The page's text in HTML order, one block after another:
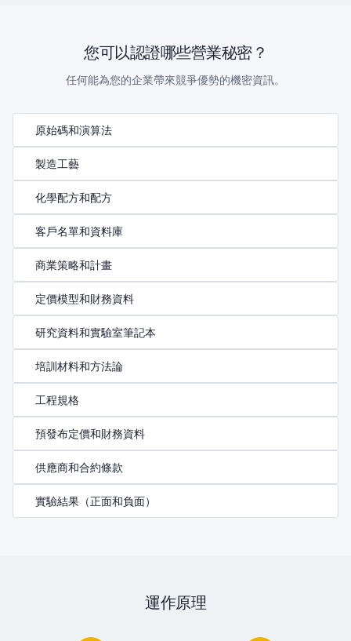
您可以認證哪些營業秘密？
任何能為您的企業帶來競爭優勢的機密資訊。
原始碼和演算法
製造工藝
化學配方和配方
客戶名單和資料庫
商業策略和計畫
定價模型和財務資料
研究資料和實驗室筆記本
培訓材料和方法論
工程規格
預發布定價和財務資料
供應商和合約條款
實驗結果（正面和負面）
運作原理